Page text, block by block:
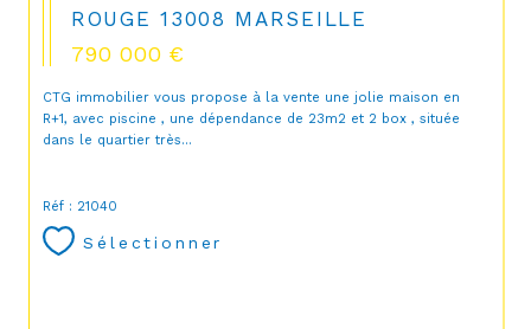
ROUGE 13008 MARSEILLE
790 000 €
CTG immobilier vous propose à la vente une jolie maison en
R+1, avec piscine , une dépendance de 23m2 et 2 box , située
dans le quartier très...
Réf : 21040
Sélectionner